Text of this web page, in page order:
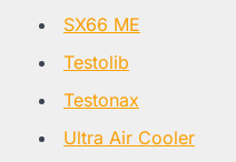
SX66 ME
Testolib
Testonax
Ultra Air Cooler